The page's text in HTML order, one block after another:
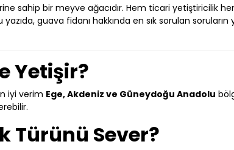
sahip bir meyve ağacıdır. Hem ticari yetiştiricilik
guava fidanı hakkında en sık sorulan soruların
Yetişir?
iyi verim Ege, Akdeniz ve Güneydoğu Anadolu
Türünü Sever?